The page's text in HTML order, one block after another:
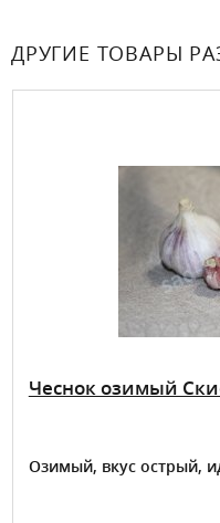
ДРУГИЕ ТОВАРЫ
Чеснок озимый
Озимый, вкус острый,